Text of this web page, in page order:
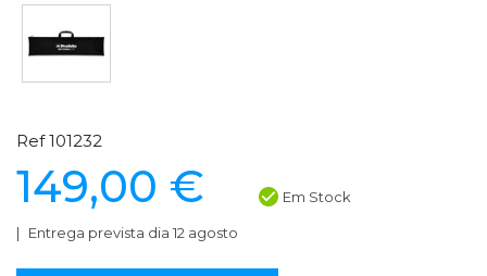
Ref 101232
149,00 € Em Stock
Entrega prevista dia 12 agosto